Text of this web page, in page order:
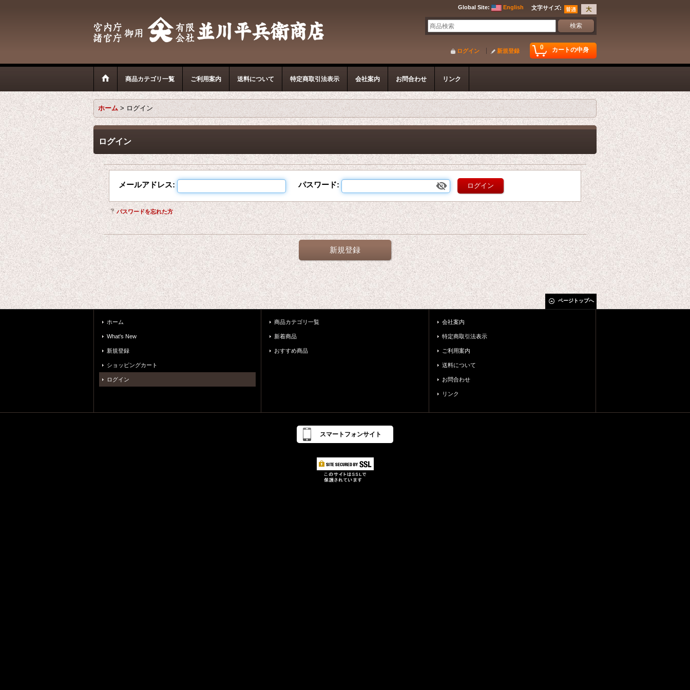
文字サイズ:
Global Site: English
0 カートの中身
ログイン 新規登録
商品カテゴリ一覧 ご利用案内 送料について 特定商取引法表示 会社案内 お問合わせ リンク
ホーム > ログイン
ログイン
メールアドレス: パスワード:
パスワードを忘れた方
新規登録
ページトップへ
ホーム
What's New
新規登録
ショッピングカート
ログイン
商品カテゴリ一覧
新着商品
おすすめ商品
会社案内
特定商取引法表示
ご利用案内
送料について
お問合わせ
リンク
スマートフォンサイト